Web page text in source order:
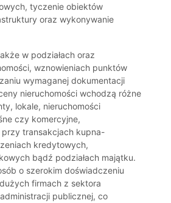
tyczenie obiektów
oraz wykonywanie
w podziałach oraz
wznowieniach punktów
wymaganej dokumentacji
nieruchomości wchodzą różne
lokale, nieruchomości
czy komercyjne,
transakcjach kupna-
kredytowych,
bądź podziałach majątku.
o szerokim doświadczeniu
firmach z sektora
publicznej, co